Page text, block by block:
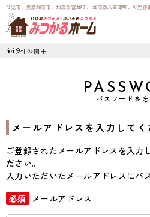
可児市、美濃加茂市、加茂郡富加町、 加茂郡八百津町、可児郡
449件公開中
パスワードを
メールアドレスを入力してく
ご登録されたメールアドレスを入力
ださい。
入力いただいたメールアドレスにパ
必須
メールアドレス